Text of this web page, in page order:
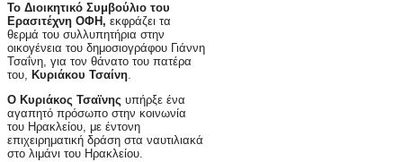
Το Διοικητικό Συμβούλιο του
Ερασιτέχνη ΟΦΗ, εκφράζει τα
θερμά του συλλυπητήρια στην
οικογένεια του δημοσιογράφου Γιάννη
Τσαΐνη, για τον θάνατο του πατέρα
του, Κυριάκου Τσαίνη.
Ο Κυριάκος Τσαϊνης υπήρξε ένα
αγαπητό πρόσωπο στην κοινωνία
του Ηρακλείου, με έντονη
επιχειρηματική δράση στα ναυτιλιακά
στο λιμάνι του Ηρακλείου.